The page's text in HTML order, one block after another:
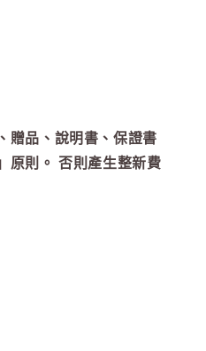
贈品、說明書、保證書
原則。 否則產生整新費